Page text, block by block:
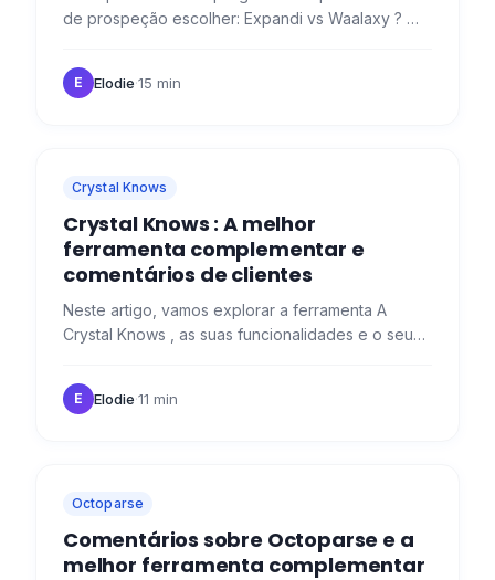
de prospeção escolher: Expandi vs Waalaxy ? 🤔
das duas…
E Elodie·15 min
Crystal Knows
Crystal Knows : A melhor
ferramenta complementar e
comentários de clientes
Neste artigo, vamos explorar a ferramenta A
Crystal Knows , as suas funcionalidades e o seu
prospeção no LinkedIn. 🔍
E Elodie·11 min
Octoparse
Comentários sobre Octoparse e a
melhor ferramenta complementar